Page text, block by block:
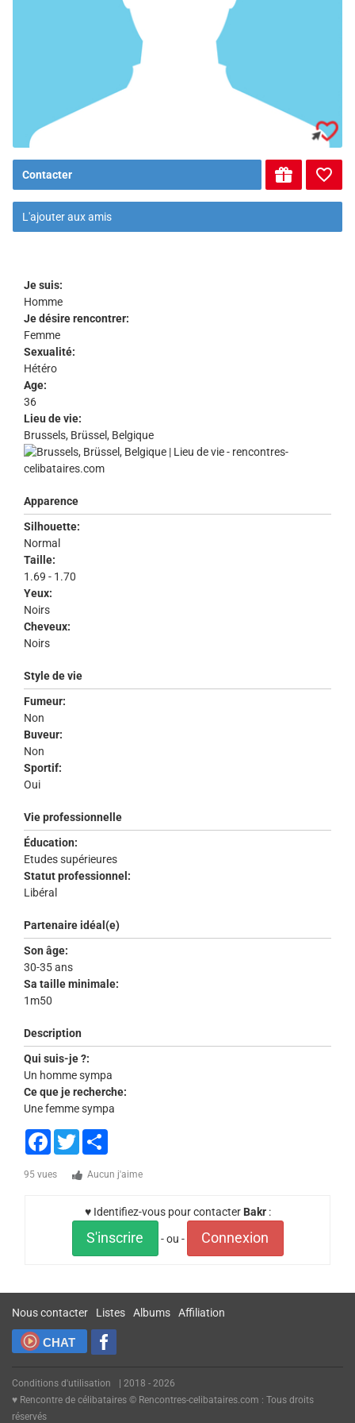
Contacter
L'ajouter aux amis
Je suis:
Homme
Je désire rencontrer:
Femme
Sexualité:
Hétéro
Age:
36
Lieu de vie:
Brussels, Brüssel, Belgique
Apparence
Silhouette:
Normal
Taille:
1.69 - 1.70
Yeux:
Noirs
Cheveux:
Noirs
Style de vie
Fumeur:
Non
Buveur:
Non
Sportif:
Oui
Vie professionnelle
Éducation:
Etudes supérieures
Statut professionnel:
Libéral
Partenaire idéal(e)
Son âge:
30-35 ans
Sa taille minimale:
1m50
Description
Qui suis-je ?:
Un homme sympa
Ce que je recherche:
Une femme sympa
Facebook
Twitter
95 vues Aucun j'aime
♥ Identifiez-vous pour contacter Bakr:
S'inscrire - ou - Connexion
Nous contacter Listes Albums Affiliation
CHAT
Conditions d'utilisation
| 2018 - 2026
♥ Rencontre de célibataires © Rencontres-celibataires.com : Tous droits
réservés